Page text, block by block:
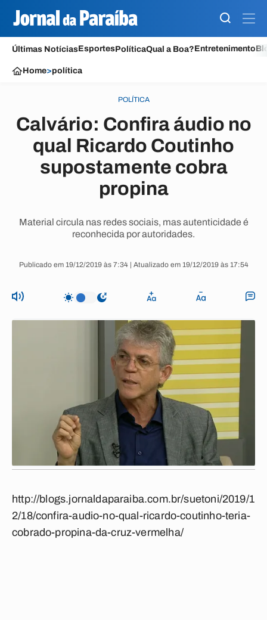
Últimas NotíciasEsportesPolíticaQual a Boa?Entretenimento
Home>política
POLÍTICA
Calvário: Confira áudio no
qual Ricardo Coutinho
supostamente cobra
propina
Material circula nas redes sociais, mas autenticidade é
reconhecida por autoridades.
Publicado em 19/12/2019 às 7:34 | Atualizado em 19/12/2019 às 17:54
http://blogs.jornaldaparaiba.com.br/suetoni/2019/1
2/18/confira-audio-no-qual-ricardo-coutinho-teria-
cobrado-propina-da-cruz-vermelha/